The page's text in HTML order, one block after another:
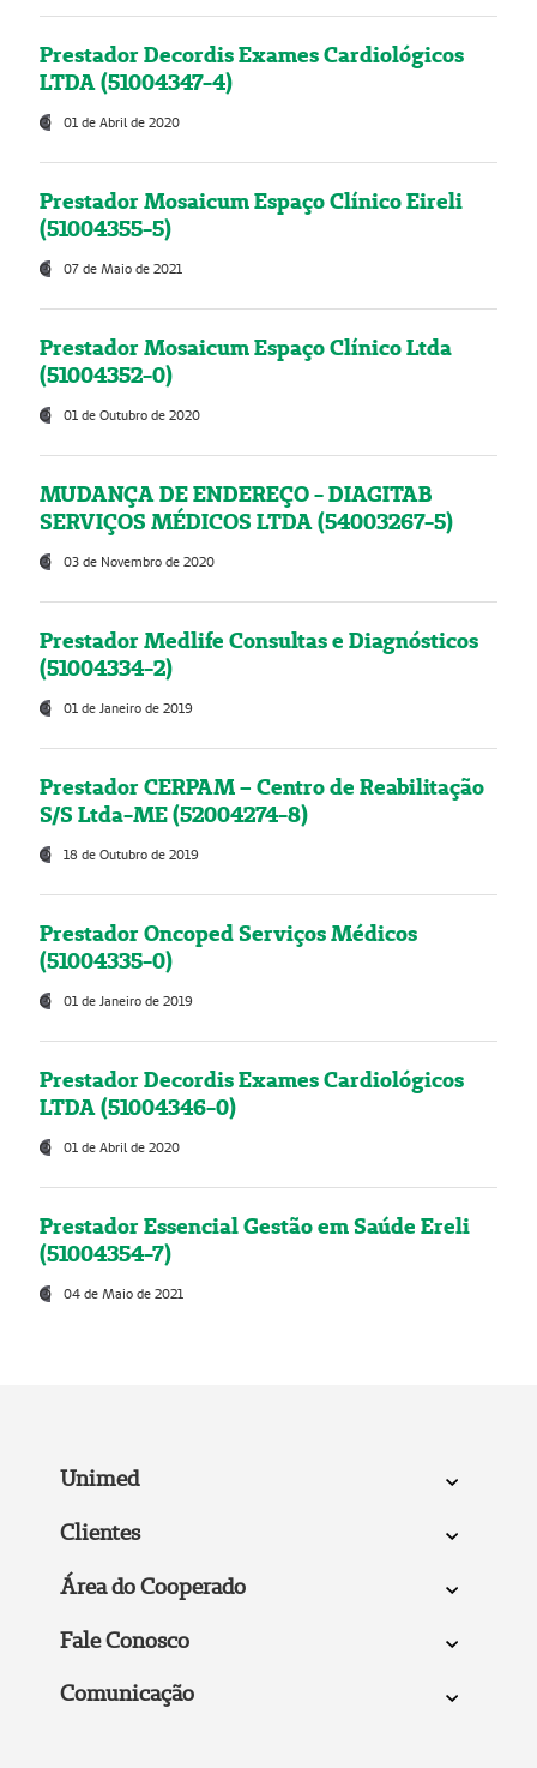
Prestador Decordis Exames Cardiológicos
LTDA (51004347-4)
01 de Abril de 2020
Prestador Mosaicum Espaço Clínico Eireli
(51004355-5)
07 de Maio de 2021
Prestador Mosaicum Espaço Clínico Ltda
(51004352-0)
01 de Outubro de 2020
MUDANÇA DE ENDEREÇO - DIAGITAB
SERVIÇOS MÉDICOS LTDA (54003267-5)
03 de Novembro de 2020
Prestador Medlife Consultas e Diagnósticos
(51004334-2)
01 de Janeiro de 2019
Prestador CERPAM – Centro de Reabilitação
S/S Ltda-ME (52004274-8)
18 de Outubro de 2019
Prestador Oncoped Serviços Médicos
(51004335-0)
01 de Janeiro de 2019
Prestador Decordis Exames Cardiológicos
LTDA (51004346-0)
01 de Abril de 2020
Prestador Essencial Gestão em Saúde Ereli
(51004354-7)
04 de Maio de 2021
Unimed
Clientes
Área do Cooperado
Fale Conosco
Comunicação